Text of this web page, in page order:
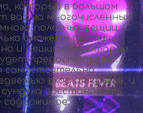
который в большом
вас на многочисленных
полезных вещиц. С
сможете достичь
но и решите некоторые
предостаточно.
самостоятельно
вход открыть, и
восстановить,
содержимое.